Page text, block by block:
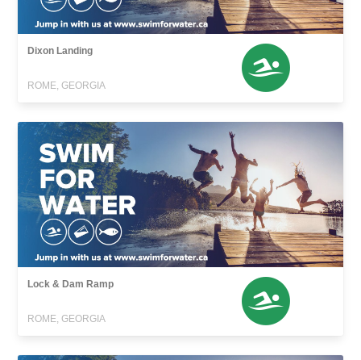
Dixon Landing
ROME, GEORGIA
Lock & Dam Ramp
ROME, GEORGIA